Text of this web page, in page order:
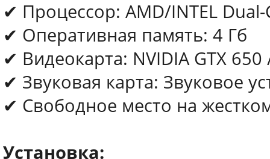
✔ Процессор: AMD/INTEL Dual-
✔ Оперативная память: 4 Гб
✔ Видеокарта: NVIDIA GTX
✔ Звуковая карта: Звуковое
✔ Свободное место на
Установка: